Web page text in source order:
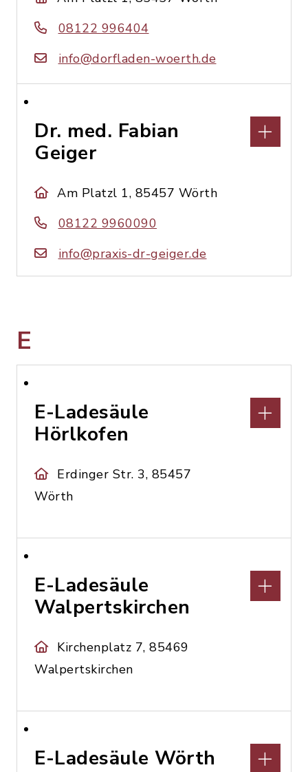
08122 996404
info@dorfladen-woerth.de
Dr. med. Fabian
Geiger
Am Platzl 1, 85457 Wörth
08122 9960090
info@praxis-dr-geiger.de
E
E-Ladesäule
Hörlkofen
Erdinger Str. 3, 85457
Wörth
E-Ladesäule
Walpertskirchen
Kirchenplatz 7, 85469
Walpertskirchen
E-Ladesäule Wörth